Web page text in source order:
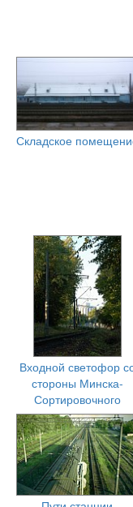
Складское
Входной светофор
стороны Минска-
Сортировочного